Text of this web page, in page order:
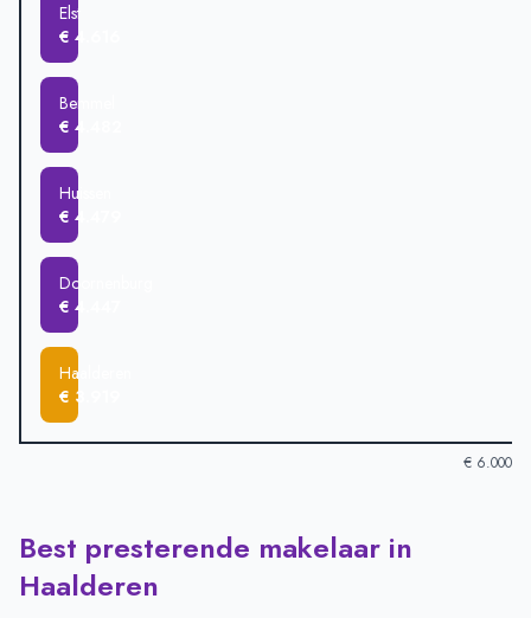
Elst
€ 4.616
Bemmel
€ 4.482
Huissen
€ 4.479
Doornenburg
€ 4.447
Haalderen
€ 3.919
€ 6.000
Verkoopprijzen in andere plaatsen per m2-Afgelopen 3
Plaats
Lent
Best presterende makelaar in
Haalderen